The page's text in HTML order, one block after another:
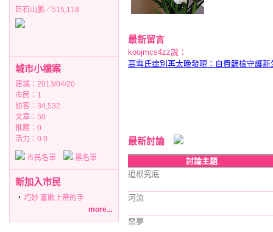
巨石山脈／515,118
城市小檔案
建城：2013/04/20
市民：1
訪客：34,532
文章：50
推薦： 0
活力：0.0
市民名單 黑名單
新加入市民
‧ 巧妙 喜歡上帝的手
more...
最新留言
koojmcs4zz說：
高雪氏症別再太晚發現：自費篩檢守護新
最新討論
討論主題
追根究底
河流
惡夢